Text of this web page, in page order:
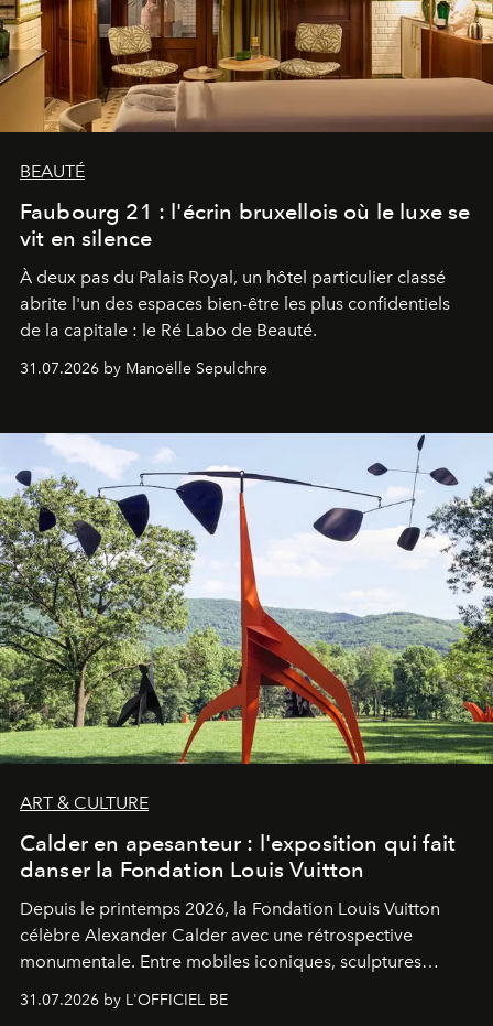
BEAUTÉ
Faubourg 21 : l'écrin bruxellois où le luxe se
vit en silence
À deux pas du Palais Royal, un hôtel particulier classé
abrite l'un des espaces bien-être les plus confidentiels
de la capitale : le Ré Labo de Beauté.
31.07.2026 by Manoëlle Sepulchre
ART & CULTURE
Calder en apesanteur : l'exposition qui fait
danser la Fondation Louis Vuitton
Depuis le printemps 2026, la Fondation Louis Vuitton
célèbre Alexander Calder avec une rétrospective
monumentale. Entre mobiles iconiques, sculptures
américain investit les espaces imaginés par Frank Gehry
31.07.2026 by L'OFFICIEL BE